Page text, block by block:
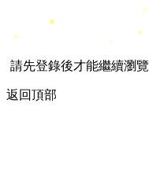
請先登錄後才能繼續瀏覽
返回頂部